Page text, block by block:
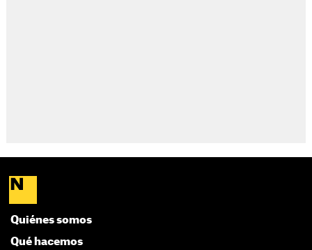
Quiénes somos
Qué hacemos